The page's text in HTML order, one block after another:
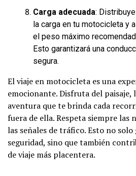
Carga adecuada:
la carga en tu motocicleta y
el peso máximo
Esto garantizará una
segura.
El viaje en motocicleta es una
emocionante. Disfruta del paisaje,
aventura que te brinda cada
fuera de ella. Respeta siempre las
las señales de tráfico. Esto no
seguridad, sino que también
de viaje más placentera.